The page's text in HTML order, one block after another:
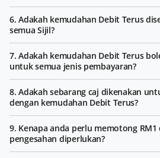
6. Adakah kemudahan Debit Terus
semua Sijil?
7. Adakah kemudahan Debit Terus
untuk semua jenis pembayaran?
8. Adakah sebarang caj dikenakan
dengan kemudahan Debit Terus?
9. Kenapa anda perlu memotong
pengesahan diperlukan?